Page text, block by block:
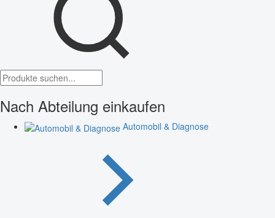
Nach Abteilung einkaufen
Automobil & Diagnose